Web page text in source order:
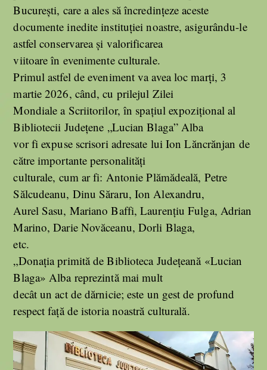
București, care a ales să încredințeze aceste
documente inedite instituției noastre, asigurându-le
astfel conservarea și valorificarea
viitoare în evenimente culturale.
Primul astfel de eveniment va avea loc marți, 3
martie 2026, când, cu prilejul Zilei
Mondiale a Scriitorilor, în spațiul expozițional al
Bibliotecii Județene „Lucian Blaga” Alba
vor fi expuse scrisori adresate lui Ion Lăncrănjan de
către importante personalități
culturale, cum ar fi: Antonie Plămădeală, Petre
Sălcudeanu, Dinu Săraru, Ion Alexandru,
Aurel Sasu, Mariano Baffi, Laurențiu Fulga, Adrian
Marino, Darie Novăceanu, Dorli Blaga,
etc.
„Donația primită de Biblioteca Județeană «Lucian
Blaga» Alba reprezintă mai mult
decât un act de dărnicie; este un gest de profund
respect față de istoria noastră culturală.